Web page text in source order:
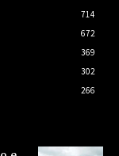
714
672
369
302
266